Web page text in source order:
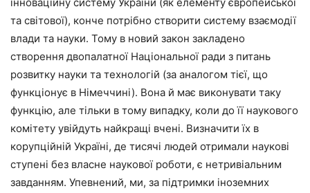
інноваційну систему України (як елементу європейської
та світової), конче потрібно створити систему взаємодії
влади та науки. Тому в новий закон закладено
створення двопалатної Національної ради з питань
розвитку науки та технологій (за аналогом тієї, що
функціонує в Німеччині). Вона й має виконувати таку
функцію, але тільки в тому випадку, коли до її наукового
комітету увійдуть найкращі вчені. Визначити їх в
корупційній Україні, де тисячі людей отримали наукові
ступені без власне наукової роботи, є нетривіальним
завданням. Упевнений, ми, за підтримки іноземних